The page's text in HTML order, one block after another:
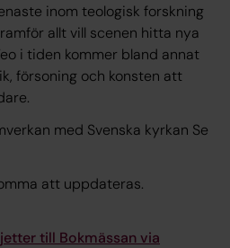
inom teologisk forskning
allt vill scenen hitta nya
i tiden kommer bland annat
försoning och konsten att
med Svenska kyrkan Se
att uppdateras.
till Bokmässan via